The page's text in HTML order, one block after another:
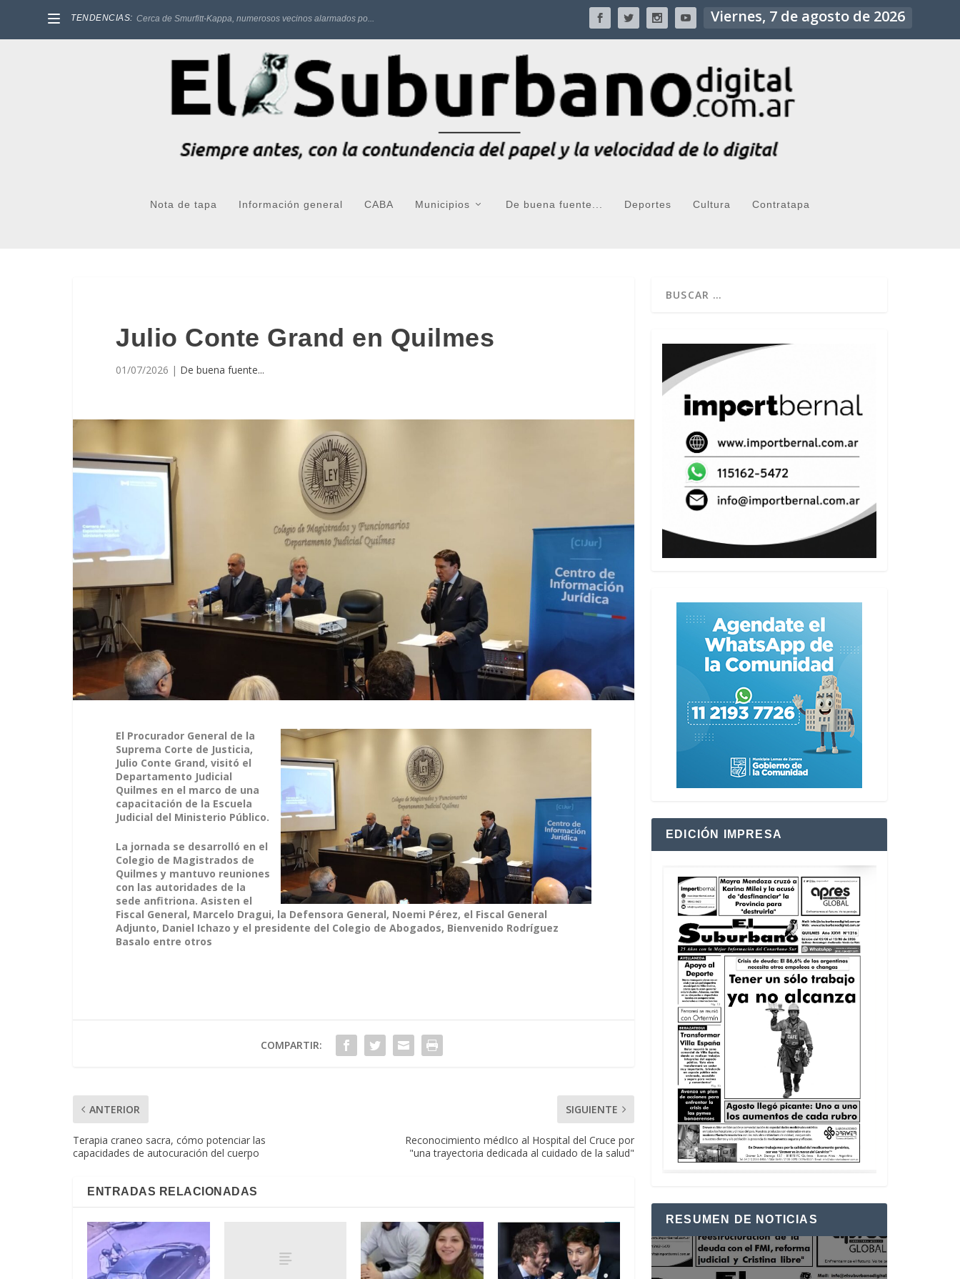
TENDENCIAS: Cerca de Smurfitt-Kappa, numerosos vecinos alarmados po... Viernes, 7 de agosto de 2026
Nota de tapa Información general CABA Municipios De buena fuente... Deportes Cultura Contratapa
Julio Conte Grand en Quilmes
01/07/2026 | De buena fuente...
El Procurador General de la
Suprema Corte de Justicia,
Julio Conte Grand, visitó el
Departamento Judicial
Quilmes en el marco de una
capacitación de la Escuela
Judicial del Ministerio Público.
La jornada se desarrolló en el
Colegio de Magistrados de
Quilmes y mantuvo reuniones
con las autoridades de la
sede anfitriona. Asisten el
Fiscal General, Marcelo Dragui, la Defensora General, Noemi Pérez, el Fiscal General
Adjunto, Daniel Ichazo y el presidente del Colegio de Abogados, Bienvenido Rodríguez
Basalo entre otros
COMPARTIR:
ANTERIOR
Terapia craneo sacra, cómo potenciar las
capacidades de autocuración del cuerpo
SIGUIENTE
Reconocimiento médIco al Hospital del Cruce por
"una trayectoria dedicada al cuidado de la salud"
ENTRADAS RELACIONADAS
EDICIÓN IMPRESA
RESUMEN DE NOTICIAS
Reproductor
de
vídeo